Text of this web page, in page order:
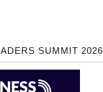
SUMMIT 2026